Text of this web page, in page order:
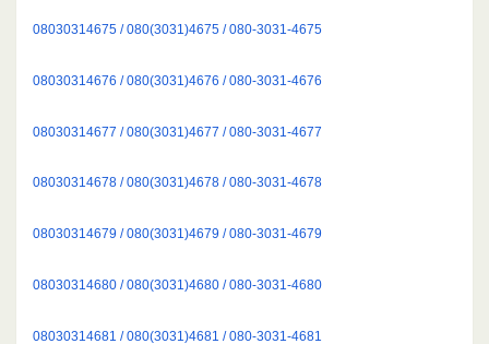
08030314675 / 080(3031)4675 / 080-3031-4675
08030314676 / 080(3031)4676 / 080-3031-4676
08030314677 / 080(3031)4677 / 080-3031-4677
08030314678 / 080(3031)4678 / 080-3031-4678
08030314679 / 080(3031)4679 / 080-3031-4679
08030314680 / 080(3031)4680 / 080-3031-4680
08030314681 / 080(3031)4681 / 080-3031-4681